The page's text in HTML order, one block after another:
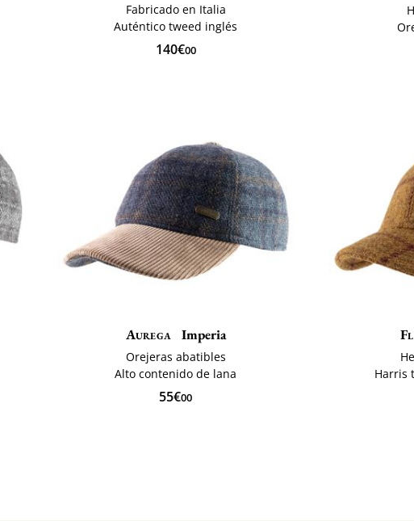
Fabricado en Italia
Auténtico tweed inglés
140€00
Aurega Imperia
Orejeras abatibles
Alto contenido de lana
55€00
Harris